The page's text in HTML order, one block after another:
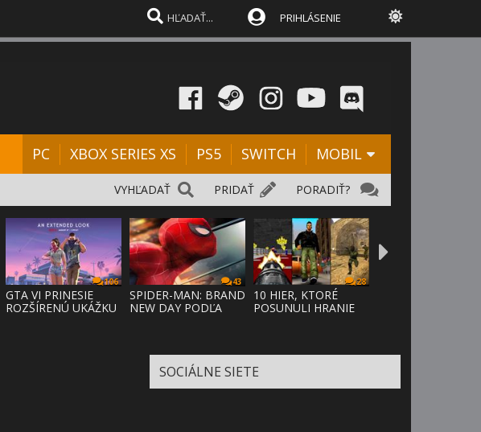
PRIHLÁSENIE
PC XBOX SERIES XS PS5 SWITCH MOBIL
PORADIŤ?
PRIDAŤ
VYHĽADAŤ
106
GTA VI PRINESIE
ROZŠÍRENÚ UKÁŽKU
43
SPIDER-MAN: BRAND
NEW DAY PODĽA
28
10 HIER, KTORÉ
POSUNULI HRANIE
SOCIÁLNE SIETE